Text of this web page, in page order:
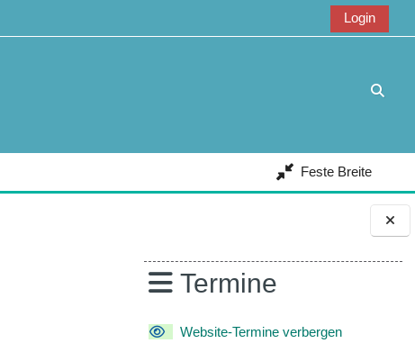
BlöckeTermine
Website-Termine verbergen
Login
Feste Breite